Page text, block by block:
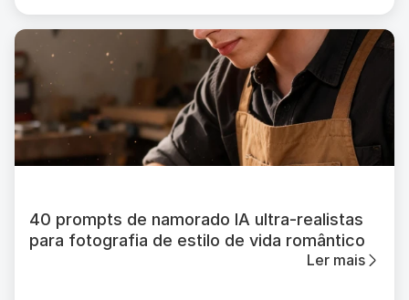
40 prompts de namorado IA ultra-realistas
para fotografia de estilo de vida romântico
Ler mais